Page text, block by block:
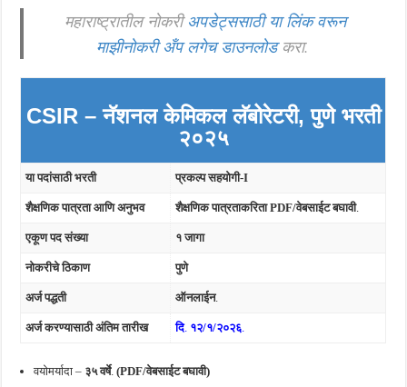
महाराष्ट्रातील नोकरीअपडेट्ससाठी या लिंक वरून
माझीनोकरी अँप लगेच डाउनलोडकरा.
CSIR – नॅशनल केमिकल लॅबोरेटरी, पुणे भरती
२०२५
या पदांसाठी भरती प्रकल्प सहयोगी-I
शैक्षणिक पात्रता आणि अनुभव शैक्षणिक पात्रताकरिता PDF/वेबसाईट बघावी.
एकूण पद संख्या १ जागा
नोकरीचे ठिकाण पुणे
अर्ज पद्धती ऑनलाईन.
अर्ज करण्यासाठी अंतिम तारीख दि. १२/१/२०२६.
वयोमर्यादा – ३५ वर्षे. (PDF/वेबसाईट बघावी)